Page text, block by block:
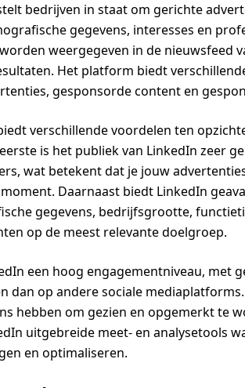
bedrijven in staat om gerichte
gegevens, interesses en
weergegeven in de nieuwsfeed
Het platform biedt
gesponsorde content en
verschillende voordelen ten
is het publiek van LinkedIn zeer
wat betekent dat je jouw
Daarnaast biedt LinkedIn
gegevens, bedrijfsgrootte,
op de meest relevante doelgroep.
een hoog engagementniveau, met
dan op andere sociale
hebben om gezien en opgemerkt te
uitgebreide meet- en analysetools
en optimaliseren.